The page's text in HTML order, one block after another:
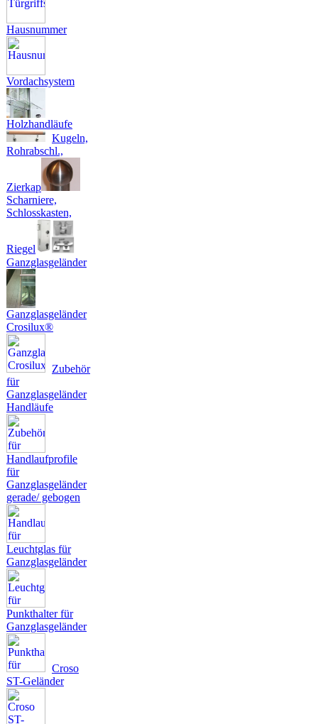
Hausnummer
Vordachsystem
Holzhandläufe
Kugeln,
Rohrabschl.,
Zierkap
Scharniere,
Schlosskasten,
Riegel
Ganzglasgeländer
Ganzglasgeländer
Crosilux®
Zubehör
für
Ganzglasgeländer
Handläufe
Handlaufprofile
für
Ganzglasgeländer
gerade/ gebogen
Leuchtglas für
Ganzglasgeländer
Punkthalter für
Ganzglasgeländer
Croso
ST-Geländer